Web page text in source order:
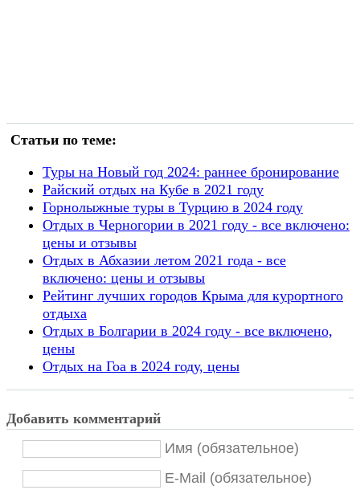
Статьи по теме:
Туры на Новый год 2024: раннее бронирование
Райский отдых на Кубе в 2021 году
Горнолыжные туры в Турцию в 2024 году
Отдых в Черногории в 2021 году - все включено:
цены и отзывы
Отдых в Абхазии летом 2021 года - все
включено: цены и отзывы
Рейтинг лучших городов Крыма для курортного
отдыха
Отдых в Болгарии в 2024 году - все включено,
цены
Отдых на Гоа в 2024 году, цены
Добавить комментарий
Имя (обязательное)
E-Mail (обязательное)